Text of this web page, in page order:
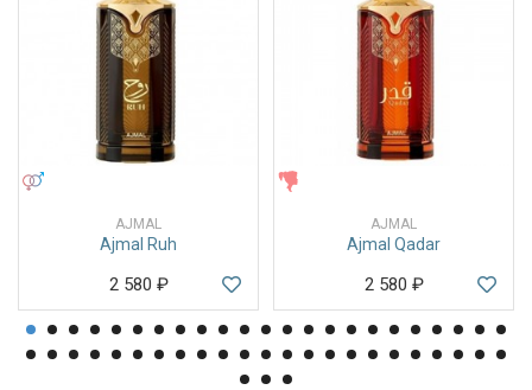
AJMAL
Ajmal Ruh
2 580 ₽
AJMAL
Ajmal Qadar
2 580 ₽